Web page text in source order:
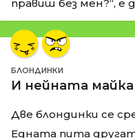
правиш без мен?“, е
БЛОНДИНКИ
И нейната майка
Две блондинки се
Едната пита